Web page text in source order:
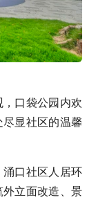
口袋公园内欢
显社区的温馨
口社区人居环
立面改造、景